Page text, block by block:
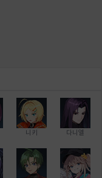
니키 다니엘